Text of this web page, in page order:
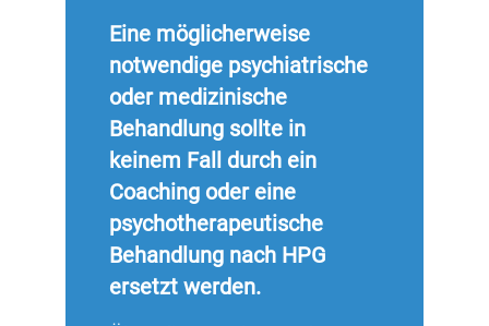
Eine möglicherweise
notwendige psychiatrische
oder medizinische
Behandlung sollte in
keinem Fall durch ein
Coaching oder eine
psychotherapeutische
Behandlung nach HPG
ersetzt werden.